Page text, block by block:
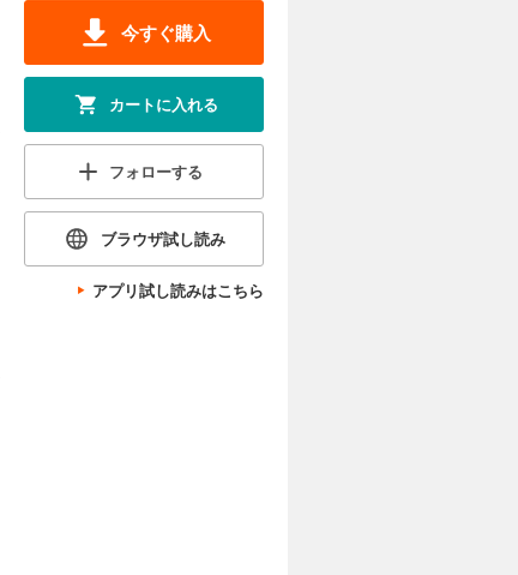
今すぐ購入
カートに入れる
フォローする
ブラウザ試し読み
アプリ試し読みはこちら